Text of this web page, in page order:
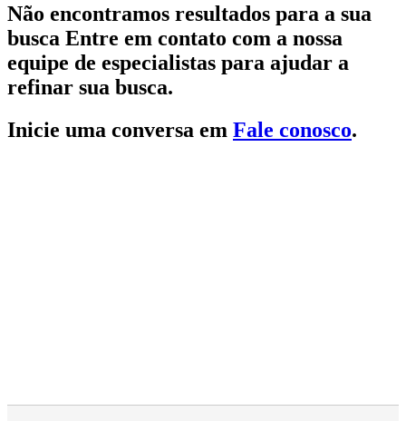
Não encontramos resultados para a sua
busca Entre em contato com a nossa
equipe de especialistas para ajudar a
refinar sua busca.
Inicie uma conversa em Fale conosco.